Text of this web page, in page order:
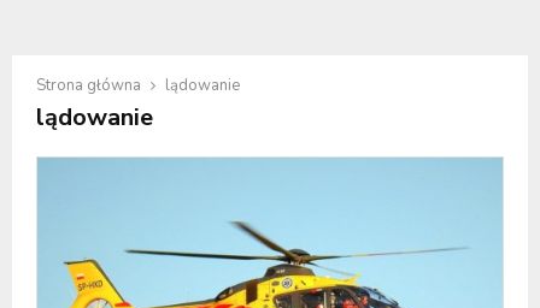
Strona główna lądowanie
lądowanie